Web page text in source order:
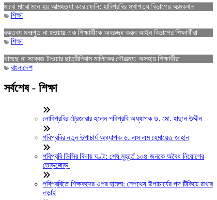
মাঝে মাঝে মনে হয় আত্মহত্যা করে ফেলি: হাবিপ্রবির স্থাপত্য বিভাগের আত্মকথন
শিক্ষা
বক্তব্য মনঃপুত না হওয়ায় এক শিক্ষার্থীকে অবরুদ্ধ করল আইন বিভাগের শিক্ষার্থীরা
শিক্ষা
থামছে না সব্বেজ টাওয়ার ছাত্রীনিবাস মালিকের দৌরাত্ম্য: অসহায় শিক্ষার্থীরা
বাংলাদেশ
সর্বশেষ - শিক্ষা
নোবিপ্রবির ট্রেজারার হলেন পবিপ্রবি অধ্যাপক ড. মো. হাছান উদ্দীন
পবিপ্রবির নতুন উপাচার্য অধ্যাপক ড. এস এম হেমায়েত জাহান
পবিপ্রবি ভিসির বিদায় ঘণ্টা: শেষ মুহূর্তে ১০৪ জনকে অবৈধ নিয়োগের
তোড়জোড়
পবিপ্রবিতে শিক্ষকদের ওপর হামলা: নেপথ্যে উপাচার্যের পদ টিকিয়ে রাখার
লড়াই